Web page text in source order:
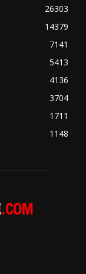
26303
14379
7141
5413
4136
3704
1711
1148